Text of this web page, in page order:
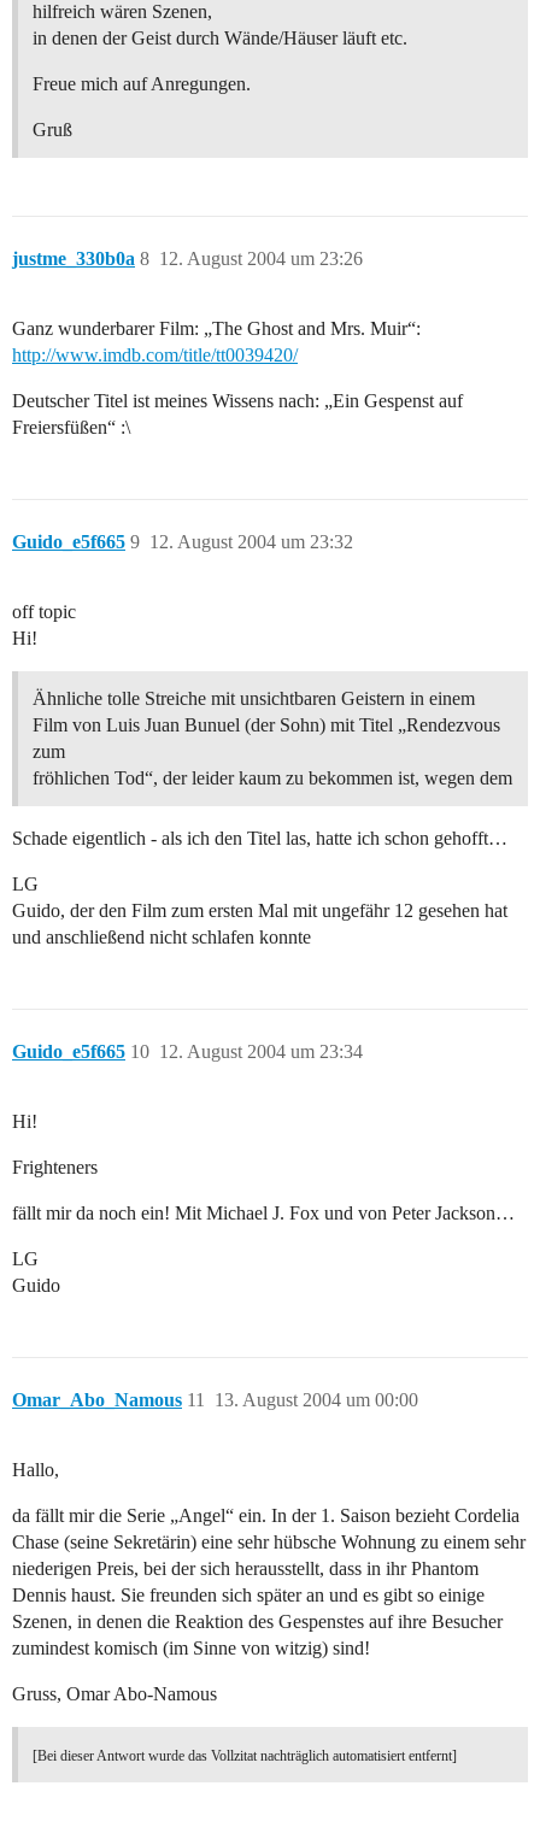
hilfreich wären Szenen,
in denen der Geist durch Wände/Häuser läuft etc.
Freue mich auf Anregungen.
Gruß
justme_330b0a 12. August 2004 um 23:26
8
Ganz wunderbarer Film: „The Ghost and Mrs. Muir“:
http://www.imdb.com/title/tt0039420/
Deutscher Titel ist meines Wissens nach: „Ein Gespenst auf
Freiersfüßen“ :\
Guido_e5f665 12. August 2004 um 23:32
9
off topic
Hi!
Ähnliche tolle Streiche mit unsichtbaren Geistern in einem
Film von Luis Juan Bunuel (der Sohn) mit Titel „Rendezvous
zum
fröhlichen Tod“, der leider kaum zu bekommen ist, wegen dem
Schade eigentlich - als ich den Titel las, hatte ich schon gehofft…
LG
Guido, der den Film zum ersten Mal mit ungefähr 12 gesehen hat
und anschließend nicht schlafen konnte
Guido_e5f665 12. August 2004 um 23:34
10
Hi!
Frighteners
fällt mir da noch ein! Mit Michael J. Fox und von Peter Jackson…
LG
Guido
Omar_Abo_Namous 13. August 2004 um 00:00
11
Hallo,
da fällt mir die Serie „Angel“ ein. In der 1. Saison bezieht Cordelia
Chase (seine Sekretärin) eine sehr hübsche Wohnung zu einem sehr
niederigen Preis, bei der sich herausstellt, dass in ihr Phantom
Dennis haust. Sie freunden sich später an und es gibt so einige
Szenen, in denen die Reaktion des Gespenstes auf ihre Besucher
zumindest komisch (im Sinne von witzig) sind!
Gruss, Omar Abo-Namous
[Bei dieser Antwort wurde das Vollzitat nachträglich automatisiert entfernt]